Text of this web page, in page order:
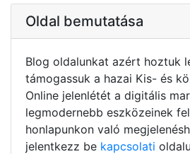
Oldal bemutatása
Blog oldalunkat azért hoztuk
támogassuk a hazai Kis- és
Online jelenlétét a digitális
legmodernebb eszközeinek
honlapunkon való
jelentkezz be kapcsolati